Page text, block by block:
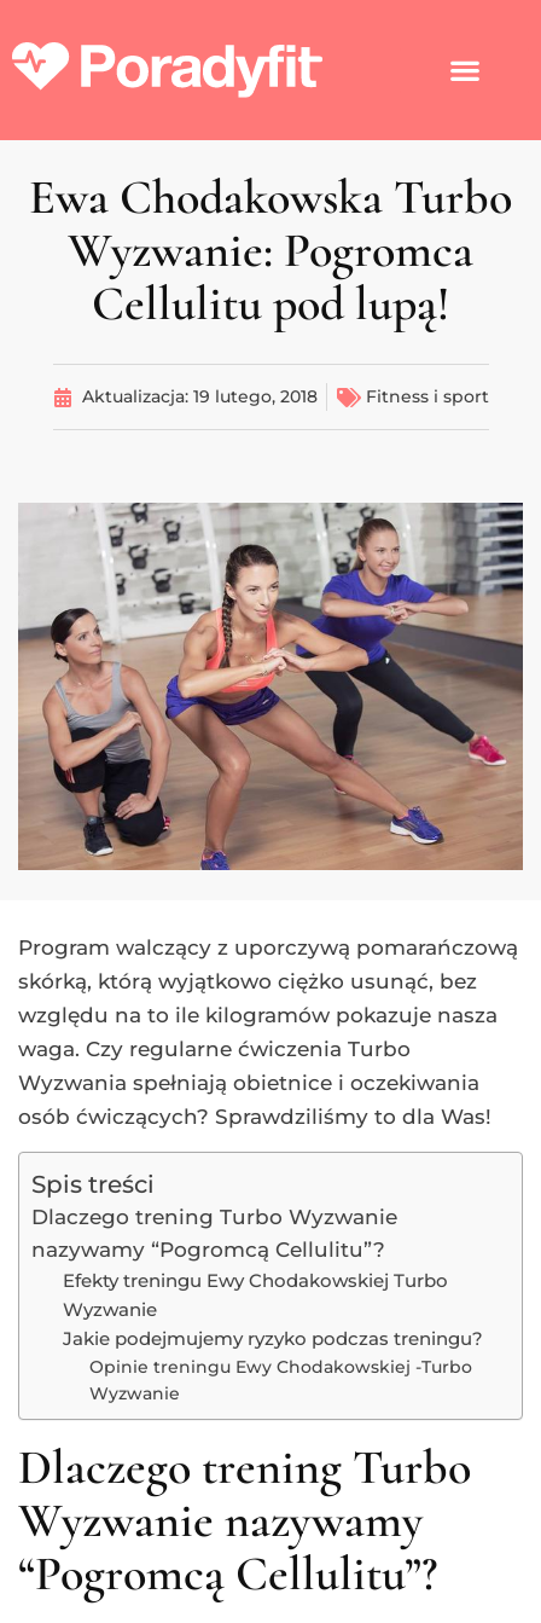
Ewa Chodakowska Turbo
Wyzwanie: Pogromca
Cellulitu pod lupą!
Aktualizacja: 19 lutego, 2018 Fitness i sport
Program walczący z uporczywą pomarańczową
skórką, którą wyjątkowo ciężko usunąć, bez
względu na to ile kilogramów pokazuje nasza
waga. Czy regularne ćwiczenia Turbo
Wyzwania spełniają obietnice i oczekiwania
osób ćwiczących? Sprawdziliśmy to dla Was!
Spis treści
Dlaczego trening Turbo Wyzwanie
nazywamy “Pogromcą Cellulitu”?
Efekty treningu Ewy Chodakowskiej Turbo
Wyzwanie
Jakie podejmujemy ryzyko podczas treningu?
Opinie treningu Ewy Chodakowskiej -Turbo
Wyzwanie
Dlaczego trening Turbo
Wyzwanie nazywamy
“Pogromcą Cellulitu”?